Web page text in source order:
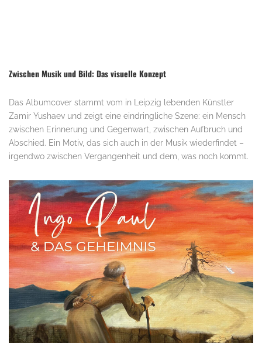
Zwischen Musik und Bild: Das visuelle Konzept
Das Albumcover stammt vom in Leipzig lebenden Künstler
Zamir Yushaev und zeigt eine eindringliche Szene: ein Mensch
zwischen Erinnerung und Gegenwart, zwischen Aufbruch und
Abschied. Ein Motiv, das sich auch in der Musik wiederfindet –
irgendwo zwischen Vergangenheit und dem, was noch kommt.